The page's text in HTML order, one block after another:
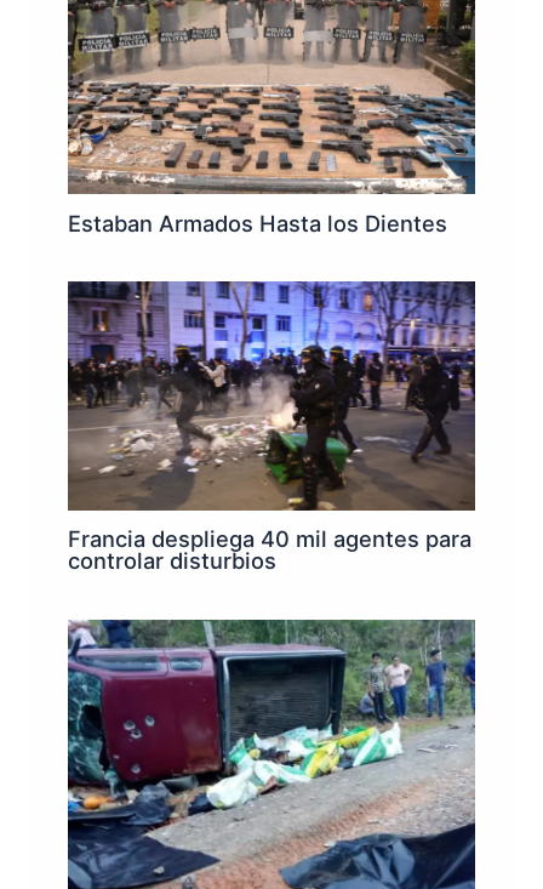
Estaban Armados Hasta los Dientes
Francia despliega 40 mil agentes para
controlar disturbios